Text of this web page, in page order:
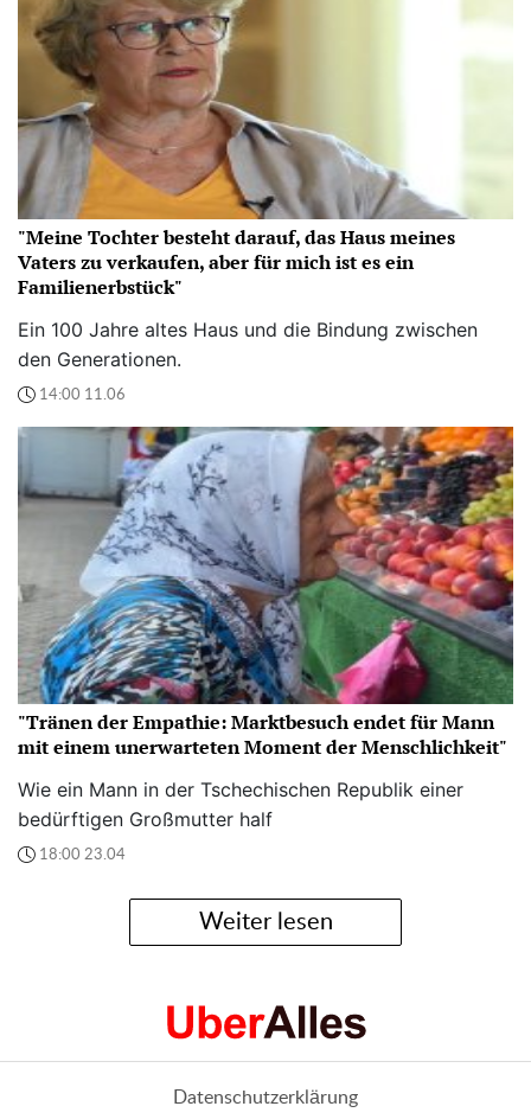
"Meine Tochter besteht darauf, das Haus meines
Vaters zu verkaufen, aber für mich ist es ein
Familienerbstück"
Ein 100 Jahre altes Haus und die Bindung zwischen
den Generationen.
14:00 11.06
"Tränen der Empathie: Marktbesuch endet für Mann
mit einem unerwarteten Moment der Menschlichkeit"
Wie ein Mann in der Tschechischen Republik einer
bedürftigen Großmutter half
18:00 23.04
Weiter lesen
Datenschutzerklärung